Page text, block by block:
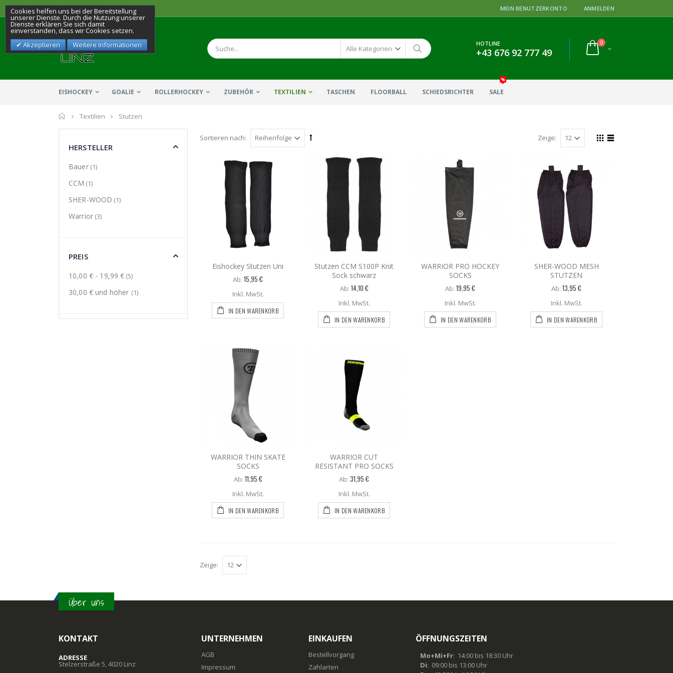
MEIN BENUTZERKONTO ANMELDEN
HOTLINE
+43 676 92 777 49
0
EISHOCKEY GOALIE ROLLERHOCKEY ZUBEHÖR TEXTILIEN TASCHEN FLOORBALL SCHIEDSRICHTER SALE
%
Home
Textilien Stutzen
Sortieren nach: Zeige:
Eishockey Stutzen Uni
Ab: 15,95 €
Inkl. MwSt.
IN DEN WARENKORB
Stutzen CCM S100P Knit
Sock schwarz
Ab: 14,10 €
Inkl. MwSt.
IN DEN WARENKORB
WARRIOR PRO HOCKEY
SOCKS
Ab: 19,95 €
Inkl. MwSt.
IN DEN WARENKORB
SHER-WOOD MESH
STUTZEN
Ab: 13,95 €
Inkl. MwSt.
IN DEN WARENKORB
WARRIOR THIN SKATE
SOCKS
Ab: 11,95 €
Inkl. MwSt.
IN DEN WARENKORB
WARRIOR CUT
RESISTANT PRO SOCKS
Ab: 31,95 €
Inkl. MwSt.
IN DEN WARENKORB
Zeige:
HERSTELLER
Bauer(1)
CCM (1)
SHER-WOOD (1)
Warrior(3)
PREIS
10,00 €- 19,99 € (5)
30,00 €und höher (1)
Über uns
KONTAKT
ADRESSE
Stelzerstraße 5, 4020 Linz
UNTERNEHMEN
AGB
Impressum
EINKAUFEN
Bestellvorgang
Zahlarten
ÖFFNUNGSZEITEN
Mo+Mi+Fr: 14:00 bis 18:30 Uhr
Di: 09:00 bis 13:00 Uhr
Cookies helfen uns bei der Bereitstellung
unserer Dienste. Durch die Nutzung unserer
Dienste erklären Sie sich damit
einverstanden, dass wir Cookies setzen.
Akzeptieren
Weitere Informationen